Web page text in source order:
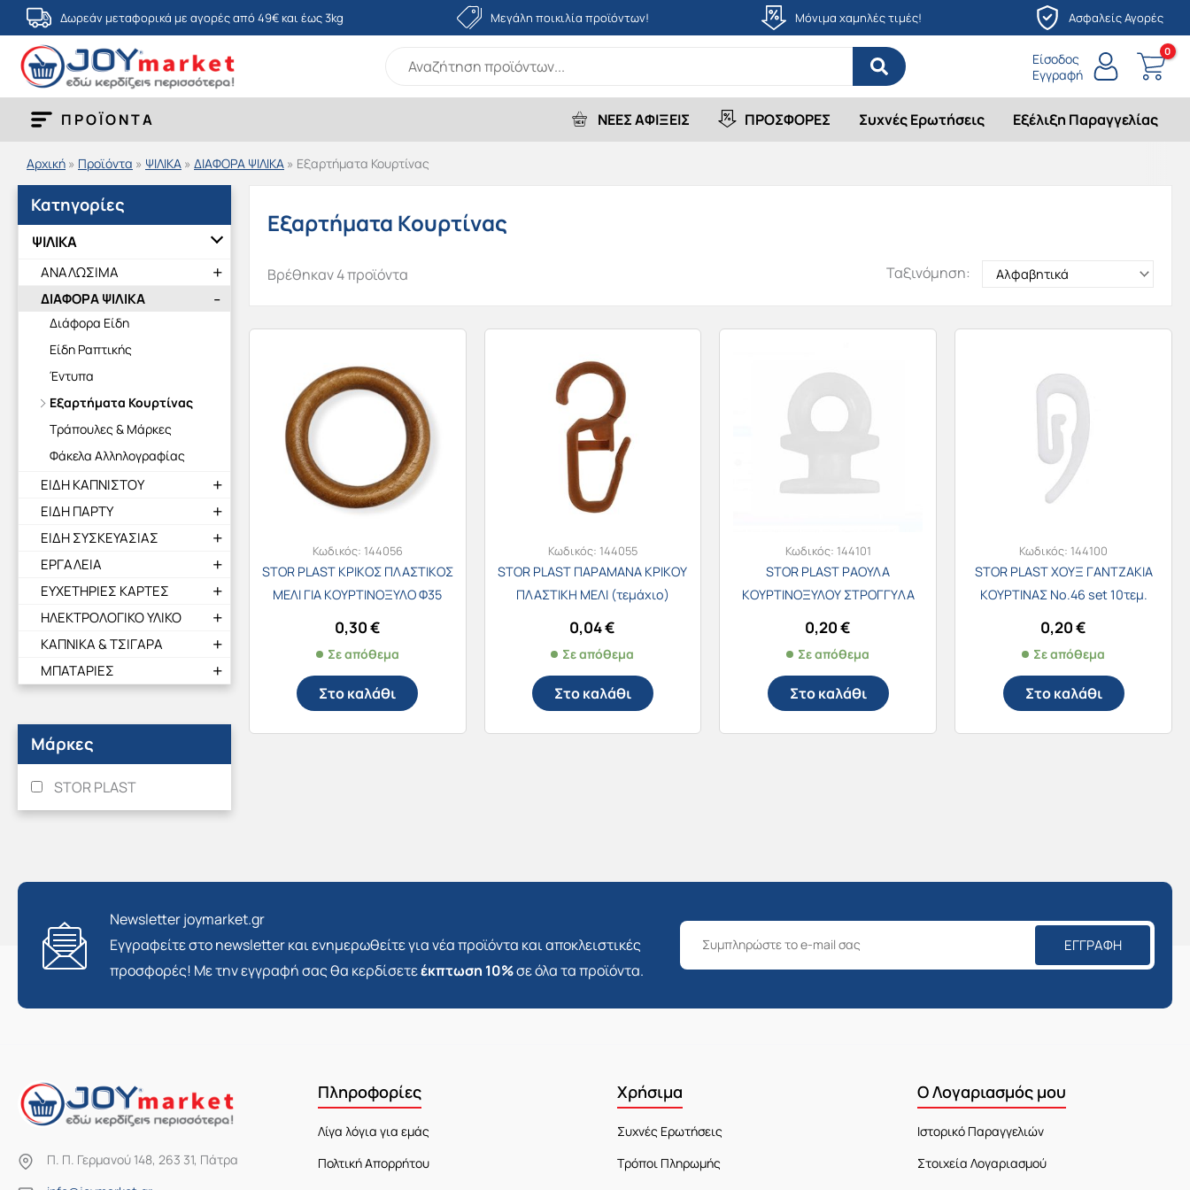
Μετάβαση
στο
περιεχόμενο
Δωρεάν μεταφορικά με αγορές από 49€ και έως 3kg Μεγάλη ποικιλία προϊόντων! Μόνιμα χαμηλές τιμές! Ασφαλείς Αγορές
Είσοδος
Εγγραφή
ΠΡΟΪΟΝΤΑ ΝΕΕΣ ΑΦΙΞΕΙΣ ΠΡΟΣΦΟΡΕΣ Συχνές Ερωτήσεις Εξέλιξη Παραγγελίας
Αρχική » Προϊόντα » ΨΙΛΙΚΑ » ΔΙΑΦΟΡΑ ΨΙΛΙΚΑ » Εξαρτήματα Κουρτίνας
Κατηγορίες
ΨΙΛΙΚΑ
ΑΝΑΛΩΣΙΜΑ
ΔΙΑΦΟΡΑ ΨΙΛΙΚΑ
Διάφορα Είδη
Είδη Ραπτικής
Έντυπα
Εξαρτήματα Κουρτίνας
Τράπουλες & Μάρκες
Φάκελα Αλληλογραφίας
ΕΙΔΗ ΚΑΠΝΙΣΤΟΥ
ΕΙΔΗ ΠΑΡΤΥ
ΕΙΔΗ ΣΥΣΚΕΥΑΣΙΑΣ
ΕΡΓΑΛΕΙΑ
ΕΥΧΕΤΗΡΙΕΣ ΚΑΡΤΕΣ
ΗΛΕΚΤΡΟΛΟΓΙΚΟ ΥΛΙΚΟ
ΚΑΠΝΙΚΑ & ΤΣΙΓΑΡΑ
ΜΠΑΤΑΡΙΕΣ
Μάρκες
STOR PLAST
Εξαρτήματα Κουρτίνας
Βρέθηκαν 4 προϊόντα Ταξινόμηση:
Κωδικός: 144056
STOR PLAST ΚΡΙΚΟΣ ΠΛΑΣΤΙΚΟΣ
ΜΕΛΙ ΓΙΑ ΚΟΥΡΤΙΝΟΞΥΛΟ Φ35
0,30€
Σε απόθεμα
Στο καλάθι
Κωδικός: 144055
STOR PLAST ΠΑΡΑΜΑΝΑ ΚΡΙΚΟΥ
ΠΛΑΣΤΙΚΗ ΜΕΛΙ (τεμάχιο)
0,04€
Σε απόθεμα
Στο καλάθι
Κωδικός: 144101
STOR PLAST ΡΑΟΥΛΑ
ΚΟΥΡΤΙΝΟΞΥΛΟΥ ΣΤΡΟΓΓYΛΑ
0,20€
Σε απόθεμα
Στο καλάθι
Κωδικός: 144100
STOR PLAST ΧΟΥΞ ΓΑΝΤΖΑΚΙΑ
ΚΟΥΡΤΙΝΑΣ Νο.46 set 10τεμ.
0,20€
Σε απόθεμα
Στο καλάθι
Newsletter joymarket.gr
Εγγραφείτε στο newsletter και ενημερωθείτε για νέα προϊόντα και αποκλειστικές
προσφορές! Με την εγγραφή σας θα κερδίσετεέκπτωση 10%σε όλα τα προϊόντα.
ΕΓΓΡΑΦΉ
Π. Π. Γερμανού 148, 263 31, Πάτρα
Πληροφορίες
Λίγα λόγια για εμάς
Πολτική Απορρήτου
Χρήσιμα
Συχνές Ερωτήσεις
Τρόποι Πληρωμής
Ο Λογαριασμός μου
Ιστορικό Παραγγελιών
Στοιχεία Λογαριασμού